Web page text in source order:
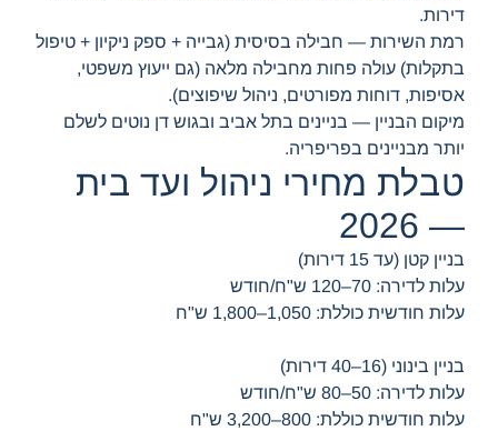
דירות.
רמת השירות — חבילה בסיסית (גבייה + ספק ניקיון + טיפול
בתקלות) עולה פחות מחבילה מלאה (גם ייעוץ משפטי,
אסיפות, דוחות מפורטים, ניהול שיפוצים).
מיקום הבניין — בניינים בתל אביב ובגוש דן נוטים לשלם
יותר מבניינים בפריפריה.
טבלת מחירי ניהול ועד בית
— 2026
בניין קטן (עד 15 דירות)
עלות לדירה: 70–120 ש"ח/חודש
עלות חודשית כוללת: 1,050–1,800 ש"ח
בניין בינוני (16–40 דירות)
עלות לדירה: 50–80 ש"ח/חודש
עלות חודשית כוללת: 800–3,200 ש"ח